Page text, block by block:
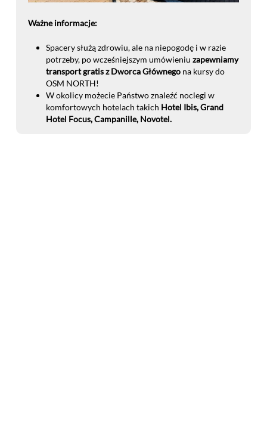
Ważne informacje:
Spacery służą zdrowiu, ale na niepogodę i w razie
potrzeby, po wcześniejszym umówieniu zapewniamy
transport gratis z Dworca Głównegona kursy do
OSM NORTH!
W okolicy możecie Państwo znaleźć noclegi w
komfortowych hotelach takich Hotel Ibis, Grand
Hotel Focus, Campanille, Novotel.